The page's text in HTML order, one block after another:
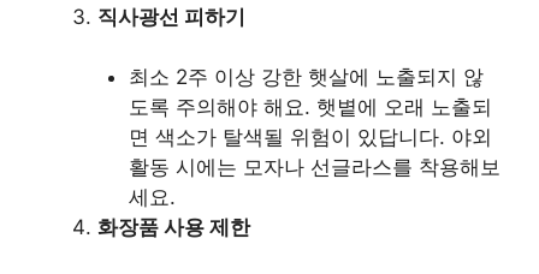
직사광선 피하기
최소 2주 이상 강한 햇살에 노출되지 않
도록 주의해야 해요. 햇볕에 오래 노출되
면 색소가 탈색될 위험이 있답니다. 야외
활동 시에는 모자나 선글라스를 착용해보
세요.
화장품 사용 제한